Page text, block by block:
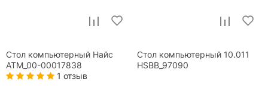
Стол компьютерный Найс
ATM_00-00017838
1 отзыв
Стол компьютерный 10.011
HSBB_97090